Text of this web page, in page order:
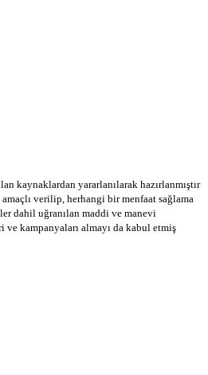
kaynaklardan yararlanılarak hazırlanmıştır
verilip, herhangi bir menfaat sağlama
dahil uğranılan maddi ve manevi
kampanyaları almayı da kabul etmiş